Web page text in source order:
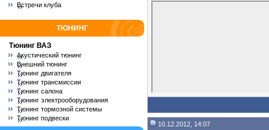
Встречи клуба
ТЮНИНГ
Тюнинг ВАЗ
Акустический тюнинг
Внешний тюнинг
Тюнинг двигателя
Тюнинг трансмиссии
Тюнинг салона
Тюнинг электрооборудования
Тюнинг тормозной системы
Тюнинг подвески
10.12.2012, 14:07